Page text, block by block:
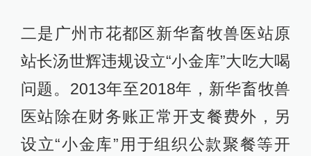
二是广州市花都区新华畜牧兽医站原
站长汤世辉违规设立“小金库”大吃大喝
问题。2013年至2018年，新华畜牧兽
医站除在财务账正常开支餐费外，另
设立“小金库”用于组织公款聚餐等开